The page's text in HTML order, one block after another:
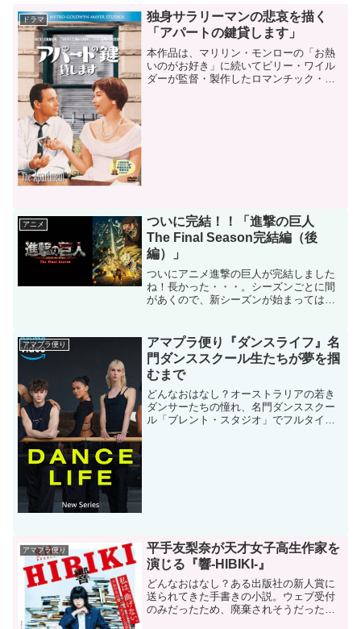
ドラマ
独身サラリーマンの悲哀を描く
「アパートの鍵貸します」
本作品は、マリリン・モンローの「お熱
いのがお好き」に続いてビリー・ワイル
ダーが監督・製作したロマンチック・コ
アニメ
ついに完結！！「進撃の巨人
The Final Season完結編（後
編）」
ついにアニメ進撃の巨人が完結しました
ね！長かった・・・。シーズンごとに間
があくので、新シーズンが始まっては、
おはなし？かなり作り込まれたプロット
なので、サクッとは説明で...
アマプラ便り
アマプラ便り『ダンスライフ』名
門ダンススクール生たちが夢を掴
むまで
どんなおはなし？オーストラリアの若き
ダンサーたちの憧れ、名門ダンススクー
ル「ブレント・スタジオ」でフルタイム
アマプラ便り
平手友梨奈が天才女子高生作家を
演じる『響-HIBIKI-』
どんなおはなし？ある出版社の新人賞に
送られてきた手書きの小説。ウェブ受付
のみだったため、廃棄されそうだったそ